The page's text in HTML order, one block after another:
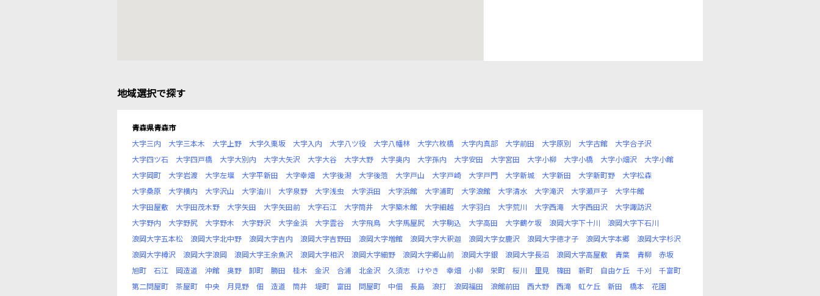
地域選択で探す
青森県青森市
大字三内
大字三本木 大字上野 大字久栗坂 大字入内 大字八ツ役 大字八幡林 大字六枚橋 大字内真部 大字前田 大字原別 大字古館
大字合子沢
大字四ツ石
大字四戸橋 大字大別内 大字大矢沢 大字大谷 大字大野 大字奥内 大字孫内 大字安田 大字宮田 大字小柳 大字小橋 大字小畑沢
大字小館
大字岡町
大字岩渡 大字左堰 大字平新田 大字幸畑 大字後潟 大字後萢 大字戸山 大字戸崎 大字戸門 大字新城 大字新田 大字新町野
大字松森
大字桑原
大字横内 大字沢山 大字油川 大字泉野 大字浅虫 大字浜田 大字浜館 大字浦町 大字浪館 大字清水 大字滝沢 大字瀬戸子
大字牛館
大字田屋敷
大字田茂木野 大字矢田 大字矢田前 大字石江 大字筒井 大字築木館 大字細越 大字羽白 大字荒川 大字西滝 大字西田沢
大字諏訪沢
大字野内
大字野尻 大字野木 大字野沢 大字金浜 大字雲谷 大字飛鳥 大字馬屋尻 大字駒込 大字高田 大字鶴ケ坂 浪岡大字下十川
浪岡大字下石川
浪岡大字五本松
浪岡大字北中野 浪岡大字吉内 浪岡大字吉野田 浪岡大字増館 浪岡大字大釈迦 浪岡大字女鹿沢 浪岡大字徳才子 浪岡大字本郷
浪岡大字杉沢
浪岡大字樽沢
浪岡大字浪岡 浪岡大字王余魚沢 浪岡大字相沢 浪岡大字細野 浪岡大字郷山前 浪岡大字銀 浪岡大字長沼 浪岡大字高屋敷 青葉 青柳
赤坂
旭町
石江 岡造道 沖館 奥野 卸町 勝田 桂木 金沢 合浦 北金沢 久須志 けやき 幸畑 小柳 栄町 桜川 里見 篠田 新町 自由ケ丘 千刈
千富町
第二問屋町
茶屋町 中央 月見野 佃 造道 筒井 堤町 富田 問屋町 中佃 長島 浪打 浪岡福田 浪館前田 西大野 西滝 虹ケ丘 新田 橋本
花園